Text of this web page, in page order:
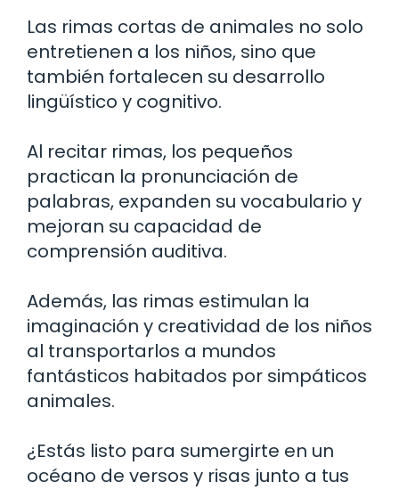
Las rimas cortas de animales no solo
entretienen a los niños, sino que
también fortalecen su desarrollo
lingüístico y cognitivo.
Al recitar rimas, los pequeños
practican la pronunciación de
palabras, expanden su vocabulario y
mejoran su capacidad de
comprensión auditiva.
Además, las rimas estimulan la
imaginación y creatividad de los niños
al transportarlos a mundos
fantásticos habitados por simpáticos
animales.
¿Estás listo para sumergirte en un
océano de versos y risas junto a tus